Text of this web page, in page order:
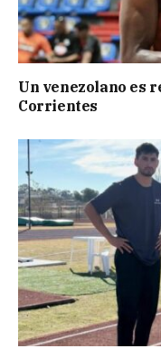
Un venezolano es
Corrientes